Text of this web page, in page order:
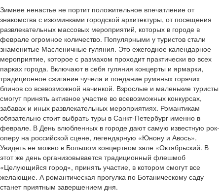
Зимнее ненастье не портит положительное впечатление от
знакомства с изюминками городской архитектуры, от посещения
развлекательных массовых мероприятий, которых в городе в
феврале огромное количество. Популярными у туристов стали
знаменитые Масленичные гуляния. Это ежегодное календарное
мероприятие, которое с размахом проходит практически во всех
парках города. Включают в себя гуляния концерты и ярмарки,
традиционное сжигание чучела и поедание румяных горячих
блинов со всевозможной начинкой. Взрослые и маленькие туристы
смогут принять активное участие во всевозможных конкурсах,
забавах и иных развлекательных мероприятиях. Романтикам
обязательно стоит выбрать туры в Санкт-Петербург именно в
феврале. В День влюбленных в городе дают самую известную рок-
оперу на российской сцене, легендарную «Юнону и Авось».
Увидеть ее можно в Большом концертном зале «Октябрьский. В
этот же день организовывается традиционный флешмоб
«Целующийся город», принять участие, в котором смогут все
желающие. А романтическая прогулка по Ботаническому саду
станет приятным завершением дня.